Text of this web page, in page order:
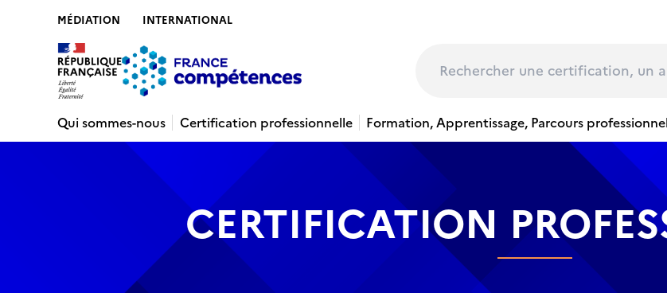
MÉDIATION INTERNATIONAL
Qui sommes-nous
Certification professionnelle Formation, Apprentissage, Parcours professionnel
CERTIFICATION